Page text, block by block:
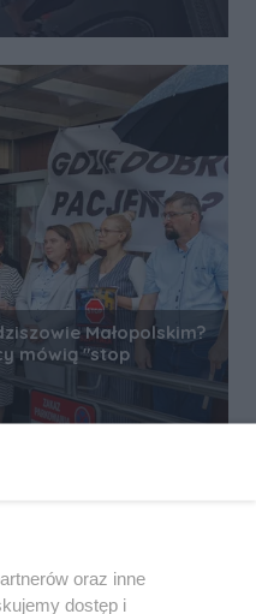
Małopolskim?
mówią "stop
oraz inne
dostęp i